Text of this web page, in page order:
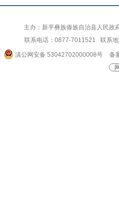
主办：新平彝族傣族自治县人民
联系电话：0877-7011521 联系
滇公网安备 53042702000008号
备